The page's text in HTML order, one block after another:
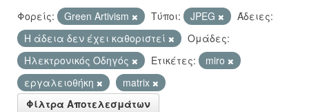
Φορείς: Green Artivism Τύποι: JPEG
Άδειες:
Η άδεια δεν έχει καθοριστεί
Ομάδες:
Hλεκτρονικός Οδηγός
Ετικέτες:
miro
εργαλειοθήκη
matrix
Φίλτρα Αποτελεσμάτων